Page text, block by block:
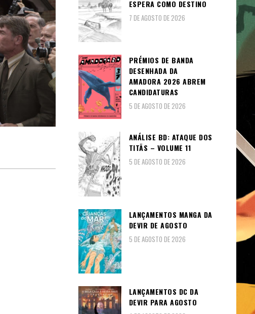
ESPERA COMO DESTINO
7 DE AGOSTO DE 2026
PRÉMIOS DE BANDA
DESENHADA DA
AMADORA 2026 ABREM
CANDIDATURAS
5 DE AGOSTO DE 2026
ANÁLISE BD: ATAQUE DOS
TITÃS – VOLUME 11
5 DE AGOSTO DE 2026
LANÇAMENTOS MANGA DA
DEVIR DE AGOSTO
5 DE AGOSTO DE 2026
LANÇAMENTOS DC DA
DEVIR PARA AGOSTO